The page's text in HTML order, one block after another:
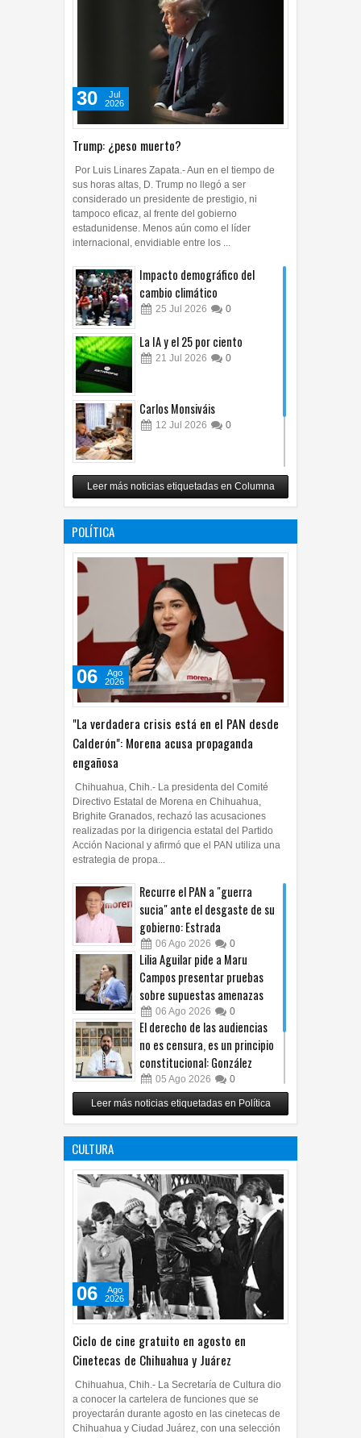
Trump: ¿peso muerto?
30
Jul
2026
sus horas altas, D. Trump no llegó a ser
considerado un presidente de prestigio, ni
tampoco eficaz, al frente del gobierno
estadunidense. Menos aún como el líder
internacional, envidiable entre los ...
Impacto demográfico del
cambio climático
25 Jul 2026
La IA y el 25 por ciento
21 Jul 2026 0
Carlos Monsiváis
12 Jul 2026
artificial
07 Jul 2026 0
Leer más noticias etiquetadas en Columna
POLÍTICA
"La verdadera crisis está en el PAN desde
Calderón": Morena acusa propaganda
engañosa
06
Ago
2026
Directivo Estatal de Morena en Chihuahua,
Brighite Granados, rechazó las acusaciones
realizadas por la dirigencia estatal del Partido
Acción Nacional y afirmó que el PAN utiliza una
estrategia de propa...
Recurre el PAN a "guerra
sucia" ante el desgaste de su
gobierno: Estrada
06 Ago 2026
Lilia Aguilar pide a Maru
Campos presentar pruebas
sobre supuestas amenazas
06 Ago 2026 0
El derecho de las audiencias
no es censura, es un principio
constitucional: González
05 Ago 2026 0
Relanza Villalobos programa
de afiliación del PRI en
Tamaulipas
05Ago 2026 0
Leer más noticias etiquetadas en Política
CULTURA
Ciclo de cine gratuito en agosto en
Cinetecas de Chihuahua y Juárez
06
Ago
2026
a conocer la cartelera de funciones que se
proyectarán durante agosto en las cinetecas de
Chihuahua y Ciudad Juárez, con una selección
de películas nacionales e internacionales que